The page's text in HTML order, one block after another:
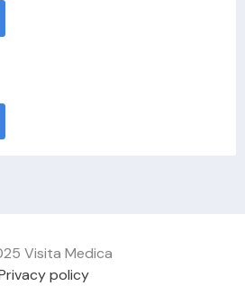
Visita Medica
policy